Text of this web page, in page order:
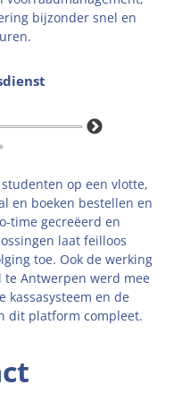
bijzonder snel en
op een vlotte,
en boeken bestellen en
time gecreëerd en
laat feilloos
toe. Ook de werking
Antwerpen werd mee
kassasysteem en de
dit platform compleet.